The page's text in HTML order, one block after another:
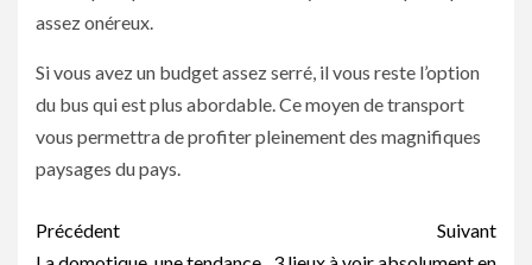
assez onéreux.
Si vous avez un budget assez serré, il vous reste l’option
du bus qui est plus abordable. Ce moyen de transport
vous permettra de profiter pleinement des magnifiques
paysages du pays.
Navigation
Précédent
Suivant